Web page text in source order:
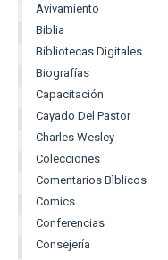
Avivamiento
Biblia
Bibliotecas Digitales
Biografías
Capacitación
Cayado Del Pastor
Charles Wesley
Colecciones
Comentarios Bìblicos
Comics
Conferencias
Consejería